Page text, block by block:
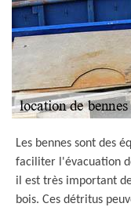
Les bennes sont des
faciliter l'évacuation
il est très important
bois. Ces détritus